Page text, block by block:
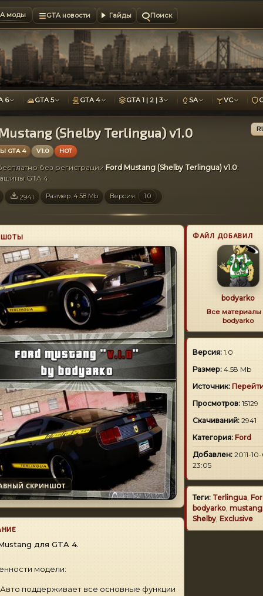
моды GTA новости Гайды Поиск
6 GTA 5 GTA 4 GTA 1 | 2 | 3 SA VC
(Shelby Terlingua) v1.0
GTA 4 V1.0 HOT
без регистрации Ford Mustang (Shelby Terlingua) v1.0:
GTA 4
2941 Размер: 4.58 Mb Версия: 1.0
СКРИНШОТ
для GTA 4.
модели:
Авто поддерживает все основные функции
ФАЙЛ ДОБАВИЛ
bodyarko
Все материалы
bodyarko
Версия: 1.0
Размер: 4.58 Mb
Источник:
Просмотров: 15129
Скачиваний: 2941
Категория: Ford
Добавлен: 2011-
23:05
Теги: Terlingua,
bodyarko, mustang,
Shelby, Exclusive